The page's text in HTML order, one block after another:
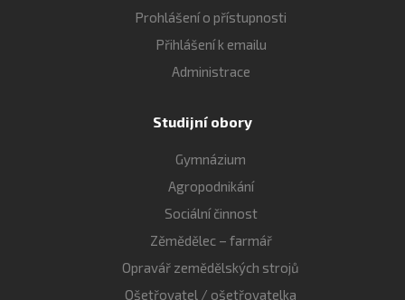
Prohlášení o přístupnosti
Přihlášení k emailu
Administrace
Studijní obory
Gymnázium
Agropodnikání
Sociální činnost
Zěmědělec – farmář
Opravář zemědělských strojů
Ošetřovatel / ošetřovatelka